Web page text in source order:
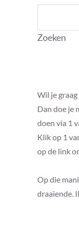
Zoeken
Wil je
Dan doe je
doen via 1
Klik op 1
op de link
Op die
draaiende.